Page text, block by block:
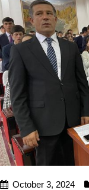
October 3, 2024